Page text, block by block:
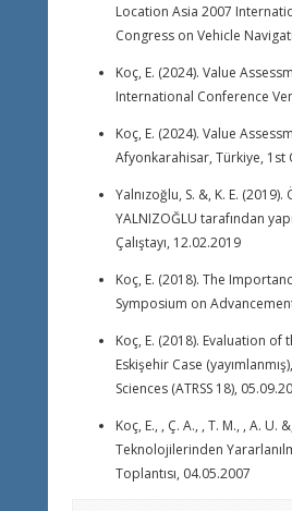
Location Asia 2007
Congress on Vehicle
Koç, E. (2024). Value
International Conference
Koç, E. (2024). Value
Afyonkarahisar, Türkiye,
Yalnızoğlu, S. &, K. E. (2019).
YALNIZOĞLU tarafından
Çalıştayı, 12.02.2019
Koç, E. (2018). The
Symposium on
Koç, E. (2018). Evaluation
Eskişehir Case
Sciences (ATRSS 18),
Koç, E., , Ç. A., , T. M., , A.
Teknolojilerinden
Toplantısı, 04.05.2007